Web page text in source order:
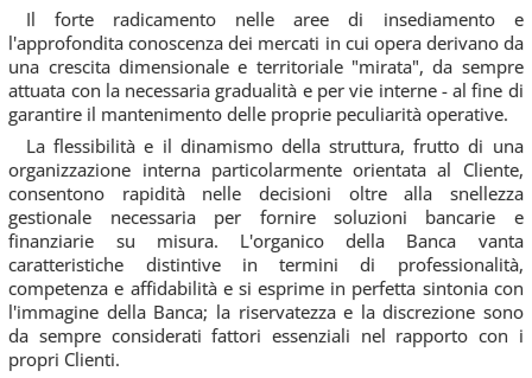
Il forte radicamento nelle aree di insediamento e
l'approfondita conoscenza dei mercati in cui opera derivano da
una crescita dimensionale e territoriale "mirata", da sempre
attuata con la necessaria gradualità e per vie interne - al fine di
garantire il mantenimento delle proprie peculiarità operative.
La flessibilità e il dinamismo della struttura, frutto di una
organizzazione interna particolarmente orientata al Cliente,
consentono rapidità nelle decisioni oltre alla snellezza
gestionale necessaria per fornire soluzioni bancarie e
finanziarie su misura. L'organico della Banca vanta
caratteristiche distintive in termini di professionalità,
competenza e affidabilità e si esprime in perfetta sintonia con
l'immagine della Banca; la riservatezza e la discrezione sono
da sempre considerati fattori essenziali nel rapporto con i
propri Clienti.